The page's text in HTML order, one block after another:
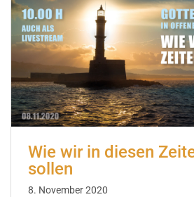
Wie wir in diesen
sollen
8. November 2020